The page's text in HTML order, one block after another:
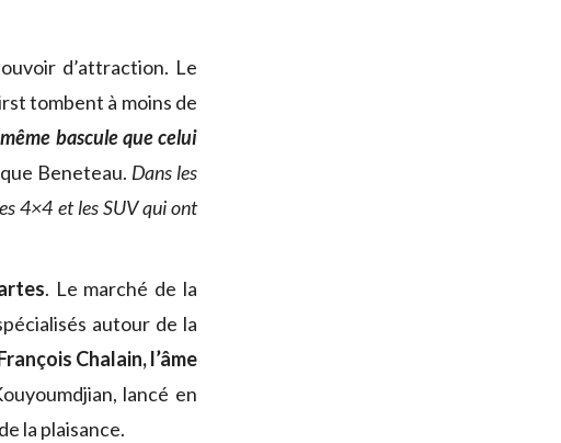
d’attraction. Le
tombent à moins de
bascule que celui
Beneteau. Dans les
4×4 et les SUV qui ont
. Le marché de la
autour de la
Chalain, l’âme
lancé en
la plaisance.